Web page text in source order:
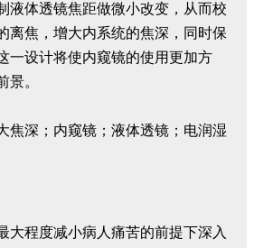
液体透镜焦距做微小改变，从而校
离焦，增大内系统的焦深，同时保
一设计将使内窥镜的使用更加方
景。
焦深；内窥镜；液体透镜；电润湿
大程度减小病人痛苦的前提下深入